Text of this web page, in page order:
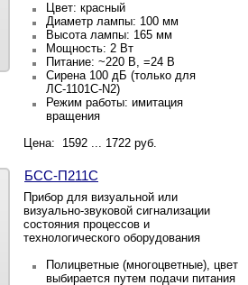
Цвет: красный
Диаметр лампы: 100 мм
Высота лампы: 165 мм
Мощность: 2 Вт
Питание: ~220 В, =24 В
Сирена 100 дБ (только для
ЛС-1101С-N2)
Режим работы: имитация
вращения
Цена: 1592 ... 1722 руб.
БСС-П211С
Прибор для визуальной или
визуально-звуковой сигнализации
состояния процессов и
технологического оборудования
Полицветные (многоцветные), цвет
выбирается путем подачи питания